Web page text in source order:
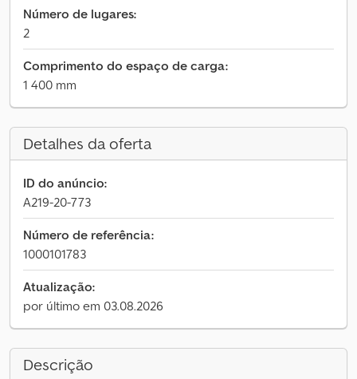
Número de lugares:
2
Comprimento do espaço de carga:
1 400 mm
Detalhes da oferta
ID do anúncio:
A219-20-773
Número de referência:
1000101783
Atualização:
por último em 03.08.2026
Descrição